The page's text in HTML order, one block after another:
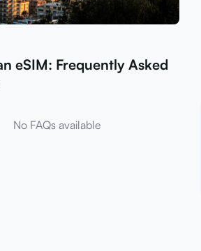
eSIM: Frequently Asked
No FAQs available